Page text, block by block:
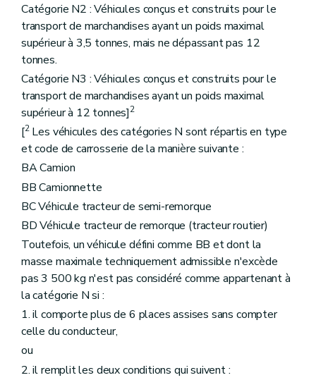
Catégorie N2 : Véhicules conçus et construits pour le
transport de marchandises ayant un poids maximal
supérieur à 3,5 tonnes, mais ne dépassant pas 12
tonnes.
Catégorie N3 : Véhicules conçus et construits pour le
transport de marchandises ayant un poids maximal
supérieur à 12 tonnes]2
[2Les véhicules des catégories N sont répartis en type
et code de carrosserie de la manière suivante :
BA Camion
BB Camionnette
BC Véhicule tracteur de semi-remorque
BD Véhicule tracteur de remorque (tracteur routier)
Toutefois, un véhicule défini comme BB et dont la
masse maximale techniquement admissible n'excède
pas 3 500 kg n'est pas considéré comme appartenant à
la catégorie N si :
1. il comporte plus de 6 places assises sans compter
celle du conducteur,
ou
2. il remplit les deux conditions qui suivent :